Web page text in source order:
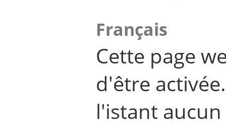
Français
Cette page
d'être
l'istant